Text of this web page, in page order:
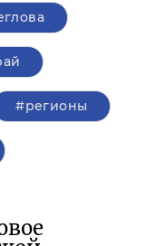
#регионы